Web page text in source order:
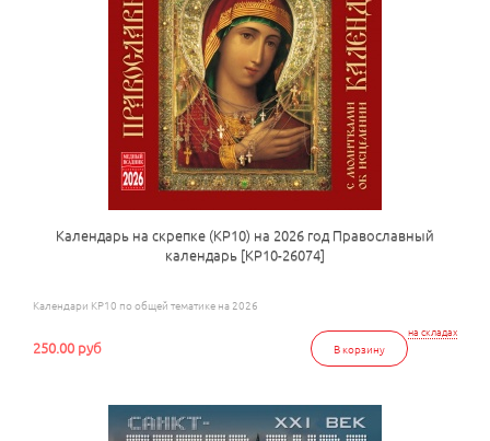
Календарь на скрепке (КР10) на 2026 год Православный
календарь [КР10-26074]
Календари КР10 по общей тематике на 2026
на складах
В корзину
250.00 руб